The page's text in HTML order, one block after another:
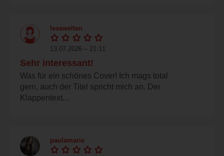
lesewelten
13.07.2026 – 21:11
Sehr interessant!
Was für ein schönes Cover! Ich mags total
gern, auch der Titel spricht mich an. Der
Klappentext...
paulamarie